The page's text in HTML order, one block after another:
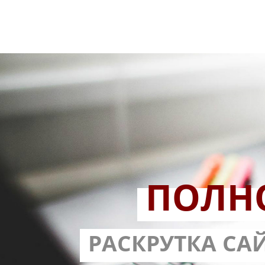
С
РАСКРУТКА